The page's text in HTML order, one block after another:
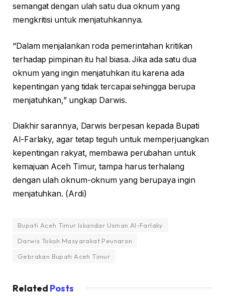
semangat dengan ulah satu dua oknum yang
mengkritisi untuk menjatuhkannya.
“Dalam menjalankan roda pemerintahan kritikan
terhadap pimpinan itu hal biasa. Jika ada satu dua
oknum yang ingin menjatuhkan itu karena ada
kepentingan yang tidak tercapai sehingga berupa
menjatuhkan,” ungkap Darwis.
Diakhir sarannya, Darwis berpesan kepada Bupati
Al-Farlaky, agar tetap teguh untuk memperjuangkan
kepentingan rakyat, membawa perubahan untuk
kemajuan Aceh Timur, tampa harus terhalang
dengan ulah oknum-oknum yang berupaya ingin
menjatuhkan. (Ardi)
Bupati Aceh Timur Iskandar Usman Al-Farlaky
Darwis Tokoh Masyarakat Peunaron
Gebrakan Bupati Aceh Timur
Related Posts